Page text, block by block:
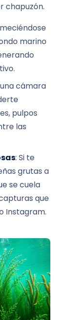
chapuzón.
marino
cámara
pulpos
las
: Si te
grutas a
se cuela
que
Instagram.